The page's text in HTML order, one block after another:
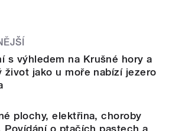
s výhledem na Krušné hory a
život jako u moře nabízí jezero
plochy, elektřina, choroby
Povídání o ptačích pastech a